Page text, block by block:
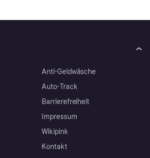
Anti-Geldwäsche
Auto-Track
Barrierefreiheit
Impressum
Wikipink
Kontakt